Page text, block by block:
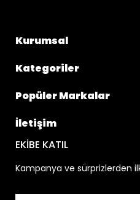
Kurumsal
Kategoriler
Popüler Markalar
İletişim
EKİBE KATIL
Kampanya ve sürprizlerden